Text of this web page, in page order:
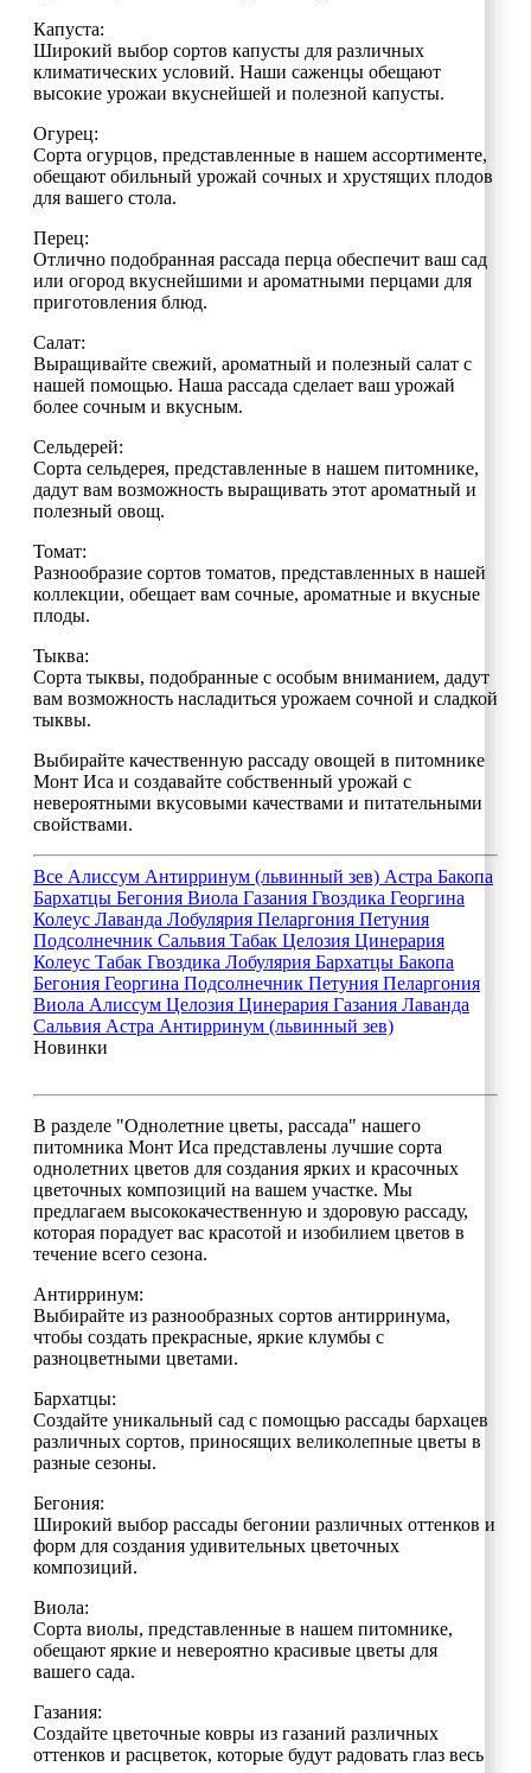
Капуста:
Широкий выбор сортов капусты для различных
климатических условий. Наши саженцы обещают
высокие урожаи вкуснейшей и полезной капусты.
Огурец:
Сорта огурцов, представленные в нашем ассортименте,
обещают обильный урожай сочных и хрустящих плодов
для вашего стола.
Перец:
Отлично подобранная рассада перца обеспечит ваш сад
или огород вкуснейшими и ароматными перцами для
приготовления блюд.
Салат:
Выращивайте свежий, ароматный и полезный салат с
нашей помощью. Наша рассада сделает ваш урожай
более сочным и вкусным.
Сельдерей:
Сорта сельдерея, представленные в нашем питомнике,
дадут вам возможность выращивать этот ароматный и
полезный овощ.
Томат:
Разнообразие сортов томатов, представленных в нашей
коллекции, обещает вам сочные, ароматные и вкусные
плоды.
Тыква:
Сорта тыквы, подобранные с особым вниманием, дадут
вам возможность насладиться урожаем сочной и сладкой
тыквы.
Выбирайте качественную рассаду овощей в питомнике
Монт Иса и создавайте собственный урожай с
невероятными вкусовыми качествами и питательными
свойствами.
Все Алиссум Антирринум (львинный зев) Астра Бакопа
Бархатцы Бегония Виола Газания Гвоздика Георгина
Колеус Лаванда Лобулярия Пеларгония Петуния
Подсолнечник Сальвия Табак Целозия Цинерария
Колеус Табак Гвоздика Лобулярия Бархатцы Бакопа
Бегония Георгина Подсолнечник Петуния Пеларгония
Виола Алиссум Целозия Цинерария Газания Лаванда
Сальвия Астра Антирринум (львинный зев)
Новинки
В разделе "Однолетние цветы, рассада" нашего
питомника Монт Иса представлены лучшие сорта
однолетних цветов для создания ярких и красочных
цветочных композиций на вашем участке. Мы
предлагаем высококачественную и здоровую рассаду,
которая порадует вас красотой и изобилием цветов в
течение всего сезона.
Антирринум:
Выбирайте из разнообразных сортов антирринума,
чтобы создать прекрасные, яркие клумбы с
разноцветными цветами.
Бархатцы:
Создайте уникальный сад с помощью рассады бархацев
различных сортов, приносящих великолепные цветы в
разные сезоны.
Бегония:
Широкий выбор рассады бегонии различных оттенков и
форм для создания удивительных цветочных
композиций.
Виола:
Сорта виолы, представленные в нашем питомнике,
обещают яркие и невероятно красивые цветы для
вашего сада.
Газания:
Создайте цветочные ковры из газаний различных
оттенков и расцветок, которые будут радовать глаз весь